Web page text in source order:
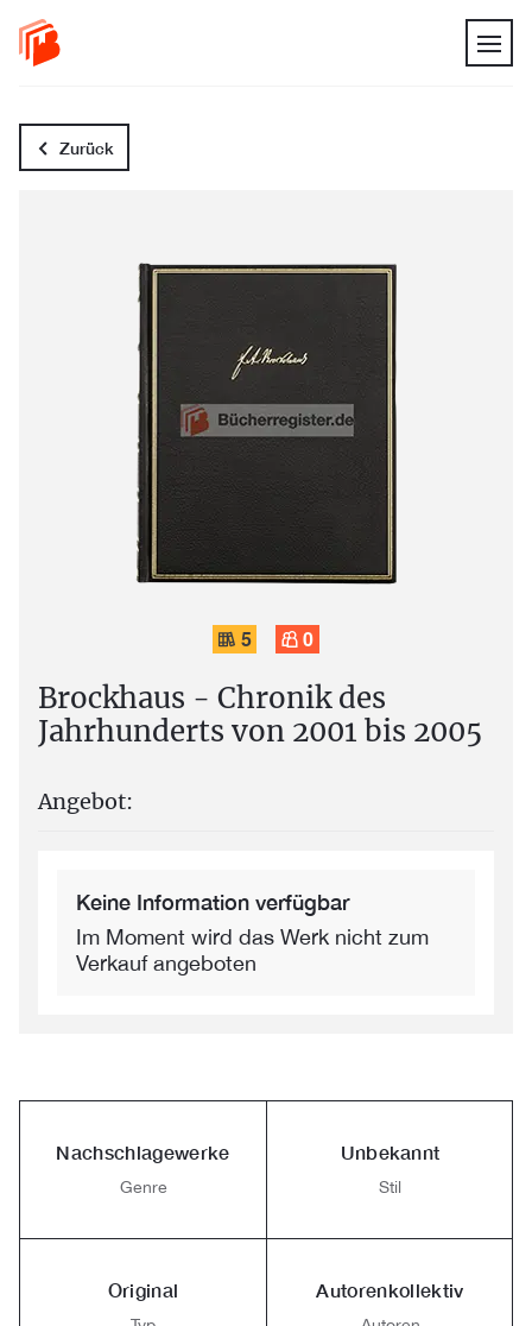
Zurück
5 0
Brockhaus - Chronik des
Jahrhunderts von 2001 bis 2005
Angebot:
Keine Information verfügbar
Im Moment wird das Werk nicht zum
Verkauf angeboten
Nachschlagewerke
Genre
Unbekannt
Stil
Original Autorenkollektiv